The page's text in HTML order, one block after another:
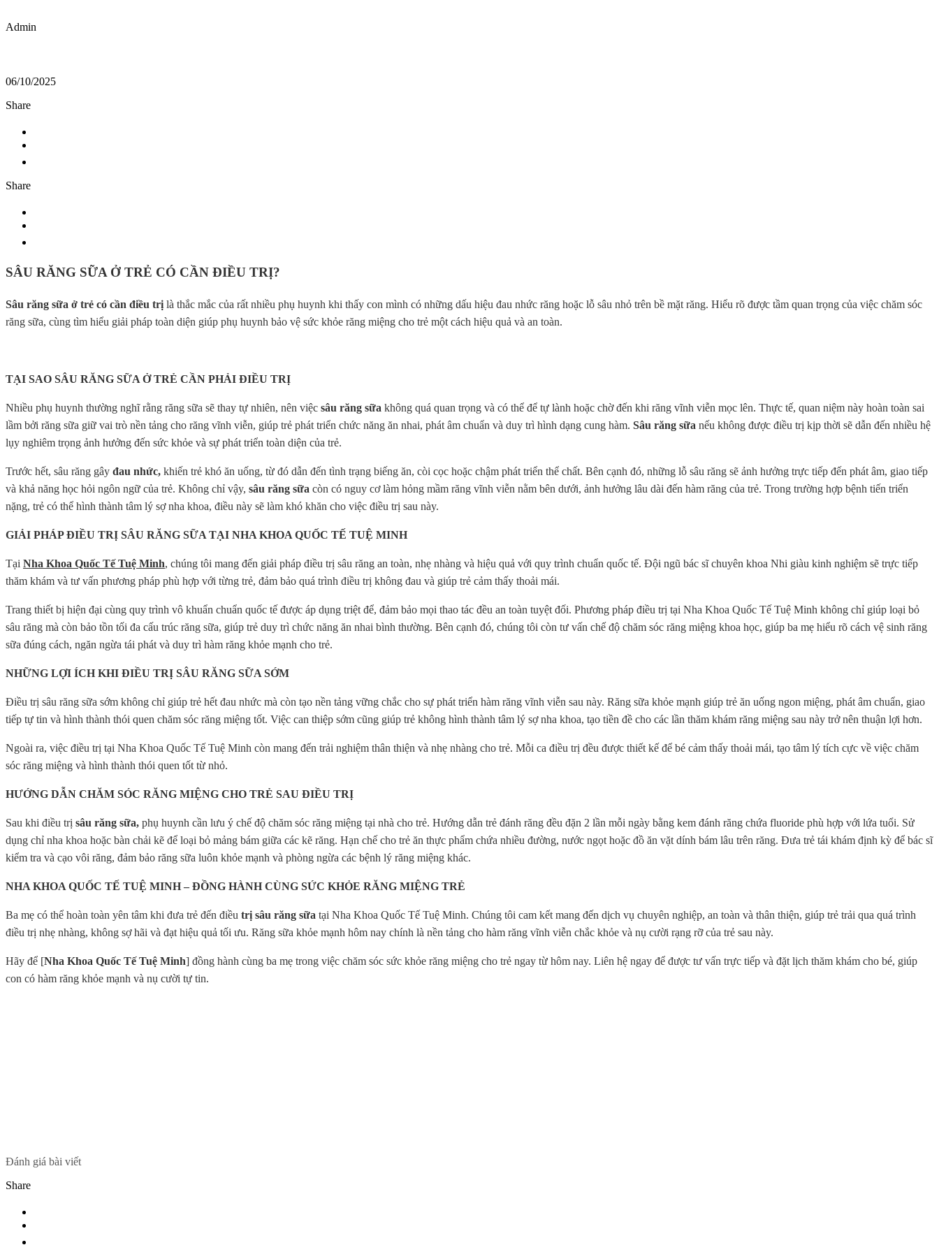
Admin
06/10/2025
Share
Share
SÂU RĂNG SỮA Ở TRẺ CÓ CẦN ĐIỀU TRỊ?
Sâu răng sữa ở trẻ có cần điều trị là thắc mắc của rất nhiều phụ huynh khi thấy con mình có những dấu hiệu đau nhức răng hoặc lỗ sâu nhỏ trên bề mặt răng. Hiểu rõ được tầm quan trọng của việc chăm sóc
răng sữa, cùng tìm hiểu giải pháp toàn diện giúp phụ huynh bảo vệ sức khỏe răng miệng cho trẻ một cách hiệu quả và an toàn.
TẠI SAO SÂU RĂNG SỮA Ở TRẺ CẦN PHẢI ĐIỀU TRỊ
Nhiều phụ huynh thường nghĩ rằng răng sữa sẽ thay tự nhiên, nên việc sâu răng sữa không quá quan trọng và có thể để tự lành hoặc chờ đến khi răng vĩnh viễn mọc lên. Thực tế, quan niệm này hoàn toàn sai
lầm bởi răng sữa giữ vai trò nền tảng cho răng vĩnh viễn, giúp trẻ phát triển chức năng ăn nhai, phát âm chuẩn và duy trì hình dạng cung hàm. Sâu răng sữa nếu không được điều trị kịp thời sẽ dẫn đến nhiều hệ
lụy nghiêm trọng ảnh hưởng đến sức khỏe và sự phát triển toàn diện của trẻ.
Trước hết, sâu răng gây đau nhức, khiến trẻ khó ăn uống, từ đó dẫn đến tình trạng biếng ăn, còi cọc hoặc chậm phát triển thể chất. Bên cạnh đó, những lỗ sâu răng sẽ ảnh hưởng trực tiếp đến phát âm, giao tiếp
và khả năng học hỏi ngôn ngữ của trẻ. Không chỉ vậy, sâu răng sữa còn có nguy cơ làm hỏng mầm răng vĩnh viễn nằm bên dưới, ảnh hưởng lâu dài đến hàm răng của trẻ. Trong trường hợp bệnh tiến triển
nặng, trẻ có thể hình thành tâm lý sợ nha khoa, điều này sẽ làm khó khăn cho việc điều trị sau này.
GIẢI PHÁP ĐIỀU TRỊ SÂU RĂNG SỮA TẠI NHA KHOA QUỐC TẾ TUỆ MINH
Tại Nha Khoa Quốc Tế Tuệ Minh, chúng tôi mang đến giải pháp điều trị sâu răng an toàn, nhẹ nhàng và hiệu quả với quy trình chuẩn quốc tế. Đội ngũ bác sĩ chuyên khoa Nhi giàu kinh nghiệm sẽ trực tiếp
thăm khám và tư vấn phương pháp phù hợp với từng trẻ, đảm bảo quá trình điều trị không đau và giúp trẻ cảm thấy thoải mái.
Trang thiết bị hiện đại cùng quy trình vô khuẩn chuẩn quốc tế được áp dụng triệt để, đảm bảo mọi thao tác đều an toàn tuyệt đối. Phương pháp điều trị tại Nha Khoa Quốc Tế Tuệ Minh không chỉ giúp loại bỏ
sâu răng mà còn bảo tồn tối đa cấu trúc răng sữa, giúp trẻ duy trì chức năng ăn nhai bình thường. Bên cạnh đó, chúng tôi còn tư vấn chế độ chăm sóc răng miệng khoa học, giúp ba mẹ hiểu rõ cách vệ sinh răng
sữa đúng cách, ngăn ngừa tái phát và duy trì hàm răng khỏe mạnh cho trẻ.
NHỮNG LỢI ÍCH KHI ĐIỀU TRỊ SÂU RĂNG SỮA SỚM
Điều trị sâu răng sữa sớm không chỉ giúp trẻ hết đau nhức mà còn tạo nền tảng vững chắc cho sự phát triển hàm răng vĩnh viễn sau này. Răng sữa khỏe mạnh giúp trẻ ăn uống ngon miệng, phát âm chuẩn, giao
tiếp tự tin và hình thành thói quen chăm sóc răng miệng tốt. Việc can thiệp sớm cũng giúp trẻ không hình thành tâm lý sợ nha khoa, tạo tiền đề cho các lần thăm khám răng miệng sau này trở nên thuận lợi hơn.
Ngoài ra, việc điều trị tại Nha Khoa Quốc Tế Tuệ Minh còn mang đến trải nghiệm thân thiện và nhẹ nhàng cho trẻ. Mỗi ca điều trị đều được thiết kế để bé cảm thấy thoải mái, tạo tâm lý tích cực về việc chăm
sóc răng miệng và hình thành thói quen tốt từ nhỏ.
HƯỚNG DẪN CHĂM SÓC RĂNG MIỆNG CHO TRẺ SAU ĐIỀU TRỊ
Sau khi điều trị sâu răng sữa, phụ huynh cần lưu ý chế độ chăm sóc răng miệng tại nhà cho trẻ. Hướng dẫn trẻ đánh răng đều đặn 2 lần mỗi ngày bằng kem đánh răng chứa fluoride phù hợp với lứa tuổi. Sử
dụng chỉ nha khoa hoặc bàn chải kẽ để loại bỏ mảng bám giữa các kẽ răng. Hạn chế cho trẻ ăn thực phẩm chứa nhiều đường, nước ngọt hoặc đồ ăn vặt dính bám lâu trên răng. Đưa trẻ tái khám định kỳ để bác sĩ
kiểm tra và cạo vôi răng, đảm bảo răng sữa luôn khỏe mạnh và phòng ngừa các bệnh lý răng miệng khác.
NHA KHOA QUỐC TẾ TUỆ MINH – ĐỒNG HÀNH CÙNG SỨC KHỎE RĂNG MIỆNG TRẺ
Ba mẹ có thể hoàn toàn yên tâm khi đưa trẻ đến điều trị sâu răng sữa tại Nha Khoa Quốc Tế Tuệ Minh. Chúng tôi cam kết mang đến dịch vụ chuyên nghiệp, an toàn và thân thiện, giúp trẻ trải qua quá trình
điều trị nhẹ nhàng, không sợ hãi và đạt hiệu quả tối ưu. Răng sữa khỏe mạnh hôm nay chính là nền tảng cho hàm răng vĩnh viễn chắc khỏe và nụ cười rạng rỡ của trẻ sau này.
Hãy để [Nha Khoa Quốc Tế Tuệ Minh] đồng hành cùng ba mẹ trong việc chăm sóc sức khỏe răng miệng cho trẻ ngay từ hôm nay. Liên hệ ngay để được tư vấn trực tiếp và đặt lịch thăm khám cho bé, giúp
con có hàm răng khỏe mạnh và nụ cười tự tin.
Đánh giá bài viết
Share